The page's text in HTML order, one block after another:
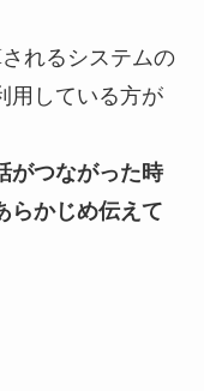
れるシステムの
用している方が
がつながった時
らかじめ伝えて